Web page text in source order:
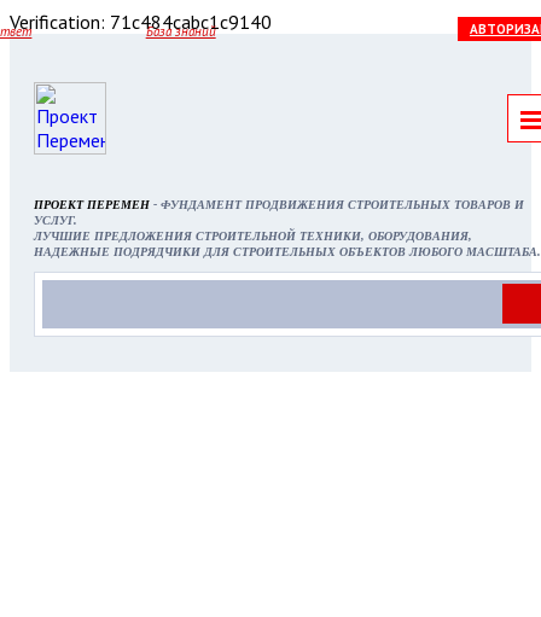
Verification: 71c484cabc1c9140
База знаний
ПРОЕКТ ПЕРЕМЕН - ФУНДАМЕНТ ПРОДВИЖЕНИЯ СТРОИТЕЛЬНЫХ ТОВАРОВ И
УСЛУГ.
ЛУЧШИЕ ПРЕДЛОЖЕНИЯ СТРОИТЕЛЬНОЙ ТЕХНИКИ, ОБОРУДОВАНИЯ,
НАДЕЖНЫЕ ПОДРЯДЧИКИ ДЛЯ СТРОИТЕЛЬНЫХ ОБЪЕКТОВ ЛЮБОГО МАСШТАБА.